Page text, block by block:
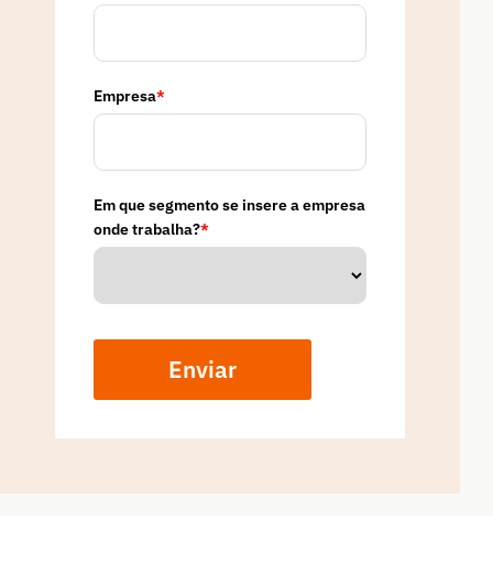
Empresa*
Em que segmento se insere a empresa
onde trabalha?*
Enviar